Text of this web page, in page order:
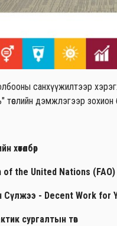
санхүүжилтээр
дэмжлэгээр зохион
the United Nations (FAO)
Сүлжээ - Decent Work for
сургалтын төв